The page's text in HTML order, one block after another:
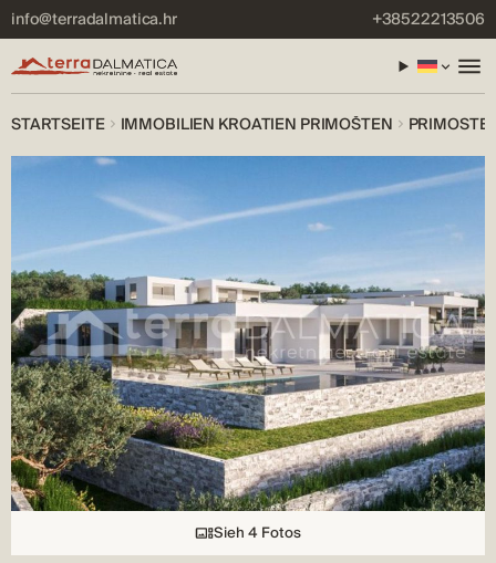
info@terradalmatica.hr +38522213506
STARTSEITE IMMOBILIEN KROATIEN PRIMOŠTEN
Sieh 4 Fotos